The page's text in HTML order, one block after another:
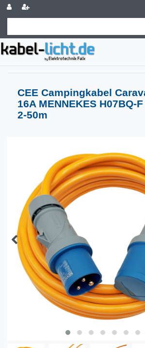
CEE Campingkabel
16A MENNEKES H07BQ-
2-50m